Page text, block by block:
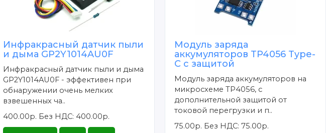
Инфракрасный датчик пыли
и дыма GP2Y1014AU0F
Инфракрасный датчик пыли и дыма
GP2Y1014AU0F - эффективен при
обнаружении очень мелких
взвешенных ча..
400.00р. Без НДС: 400.00р.
Модуль заряда
аккумуляторов TP4056 Type-
C с защитой
Модуль заряда аккумуляторов на
микросхеме TP4056, с
дополнительной защитой от
токовой перегрузки и п..
75.00р. Без НДС: 75.00р.